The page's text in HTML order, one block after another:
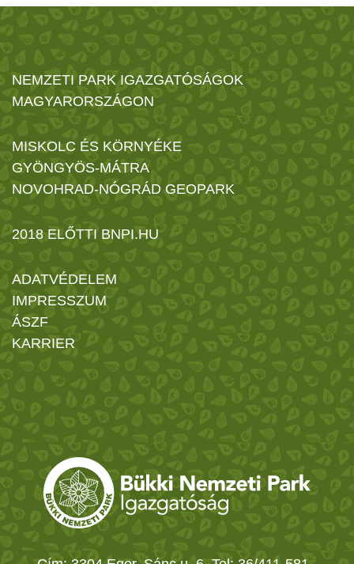
NEMZETI PARK IGAZGATÓSÁGOK
MAGYARORSZÁGON
MISKOLC ÉS KÖRNYÉKE
GYÖNGYÖS-MÁTRA
NOVOHRAD-NÓGRÁD GEOPARK
2018 ELŐTTI BNPI.HU
ADATVÉDELEM
IMPRESSZUM
ÁSZF
KARRIER